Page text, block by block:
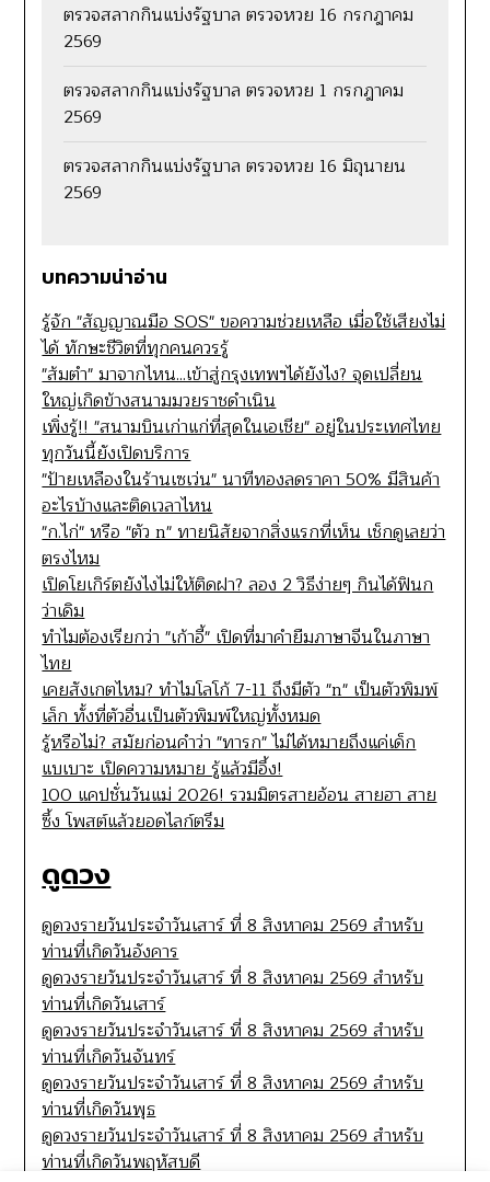
ตรวจสลากกินแบ่งรัฐบาล ตรวจหวย 16 กรกฎาคม
2569
ตรวจสลากกินแบ่งรัฐบาล ตรวจหวย 1 กรกฎาคม
2569
ตรวจสลากกินแบ่งรัฐบาล ตรวจหวย 16 มิถุนายน
2569
บทความน่าอ่าน
รู้จัก "สัญญาณมือ SOS" ขอความช่วยเหลือ เมื่อใช้เสียงไม่
ได้ ทักษะชีวิตที่ทุกคนควรรู้
"ส้มตำ" มาจากไหน...เข้าสู่กรุงเทพฯได้ยังไง? จุดเปลี่ยน
ใหญ่เกิดข้างสนามมวยราชดำเนิน
เพิ่งรู้!! "สนามบินเก่าแก่ที่สุดในเอเชีย" อยู่ในประเทศไทย
ทุกวันนี้ยังเปิดบริการ
"ป้ายเหลืองในร้านเซเว่น" นาทีทองลดราคา 50% มีสินค้า
อะไรบ้างและติดเวลาไหน
"ก.ไก่" หรือ "ตัว n" ทายนิสัยจากสิ่งแรกที่เห็น เช็กดูเลยว่า
ตรงไหม
เปิดโยเกิร์ตยังไงไม่ให้ติดฝา? ลอง 2 วิธีง่ายๆ กินได้ฟินก
ว่าเดิม
ทำไมต้องเรียกว่า "เก้าอี้" เปิดที่มาคำยืมภาษาจีนในภาษา
ไทย
เคยสังเกตไหม? ทำไมโลโก้ 7-11 ถึงมีตัว "n" เป็นตัวพิมพ์
เล็ก ทั้งที่ตัวอื่นเป็นตัวพิมพ์ใหญ่ทั้งหมด
รู้หรือไม่? สมัยก่อนคำว่า "ทารก" ไม่ได้หมายถึงแค่เด็ก
แบเบาะ เปิดความหมาย รู้แล้วมีอึ้ง!
100 แคปชั่นวันแม่ 2026! รวมมิตรสายอ้อน สายฮา สาย
ซึ้ง โพสต์แล้วยอดไลก์ตรึม
ดูดวง
ดูดวงรายวันประจำวันเสาร์ ที่ 8 สิงหาคม 2569 สำหรับ
ท่านที่เกิดวันอังคาร
ดูดวงรายวันประจำวันเสาร์ ที่ 8 สิงหาคม 2569 สำหรับ
ท่านที่เกิดวันเสาร์
ดูดวงรายวันประจำวันเสาร์ ที่ 8 สิงหาคม 2569 สำหรับ
ท่านที่เกิดวันจันทร์
ดูดวงรายวันประจำวันเสาร์ ที่ 8 สิงหาคม 2569 สำหรับ
ท่านที่เกิดวันพุธ
ดูดวงรายวันประจำวันเสาร์ ที่ 8 สิงหาคม 2569 สำหรับ
ท่านที่เกิดวันพฤหัสบดี